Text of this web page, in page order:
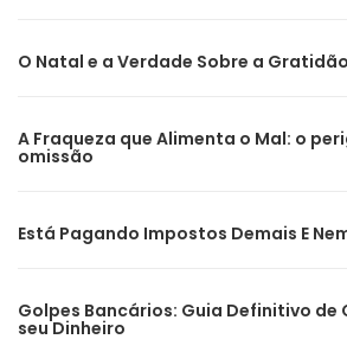
O Natal e a Verdade Sobre a Gratidão
A Fraqueza que Alimenta o Mal: o
omissão
Está Pagando Impostos Demais E
Golpes Bancários: Guia Definitivo de
seu Dinheiro